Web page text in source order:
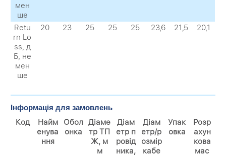
мен
ше
Retu
rn Lo
ss, д
Б, не
мен
ше
20 23 25 25 25 23,6 21,5 20,1
Інформація для замовлень
Код
Найм
енува
ння
Обол
онка
Діаме
тр ТП
Ж, м
м
Діам
етр п
ровід
ника,
Діам
етр/р
озмір
кабе
Упак
овка
Розр
ахун
кова
мас